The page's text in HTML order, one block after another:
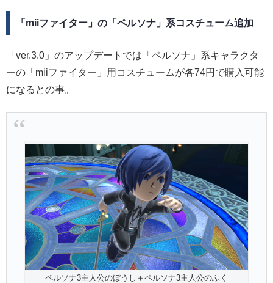
「miiファイター」の「ペルソナ」系コスチューム追加
「ver.3.0」のアップデートでは「ペルソナ」系キャラクタ
ーの「miiファイター」用コスチュームが各74円で購入可能
になるとの事。
ペルソナ3主人公のぼうし＋ペルソナ3主人公のふく